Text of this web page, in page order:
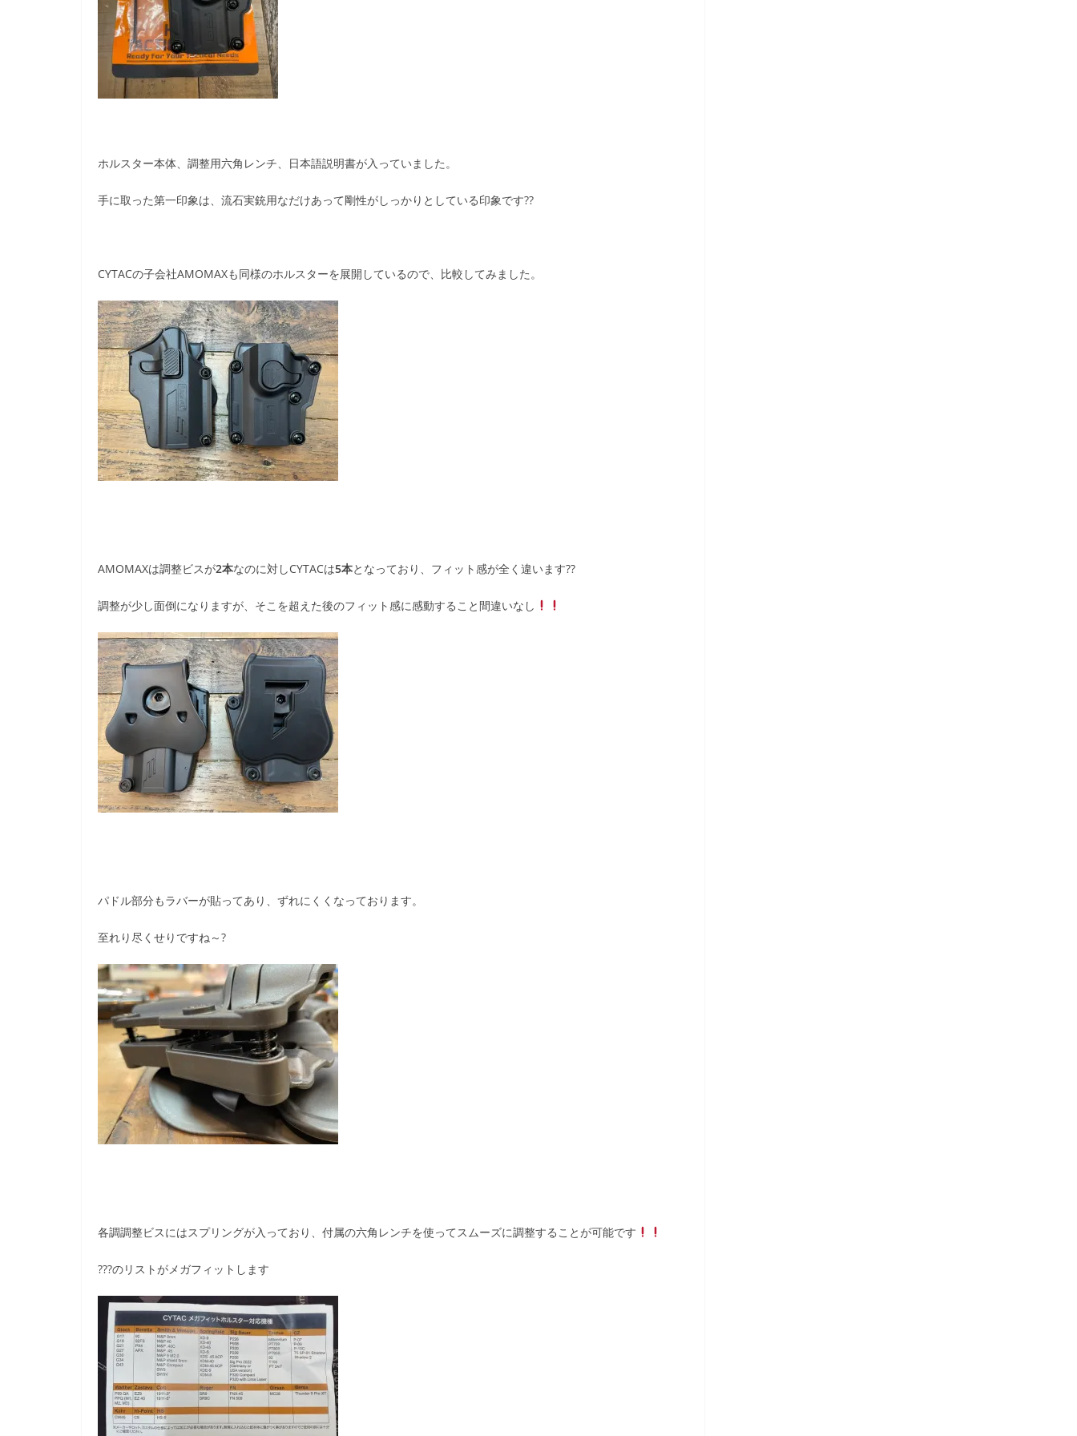
ホルスター本体、調整用六角レンチ、日本語説明書が入っていました。
手に取った第一印象は、流石実銃用なだけあって剛性がしっかりとしている印象です??
CYTACの子会社AMOMAXも同様のホルスターを展開しているので、比較してみました。
AMOMAXは調整ビスが2本なのに対しCYTACは5本となっており、フィット感が全く違います??
調整が少し面倒になりますが、そこを超えた後のフィット感に感動すること間違いなし
パドル部分もラバーが貼ってあり、ずれにくくなっております。
至れり尽くせりですね～?
各調調整ビスにはスプリングが入っており、付属の六角レンチを使ってスムーズに調整することが可能です
???のリストがメガフィットします